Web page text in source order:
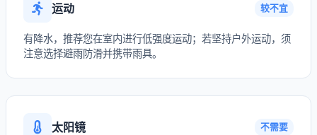
运动 较不宜
有降水，推荐您在室内进行低强度运动；若坚持户外运动，须
注意选择避雨防滑并携带雨具。
太阳镜 不需要